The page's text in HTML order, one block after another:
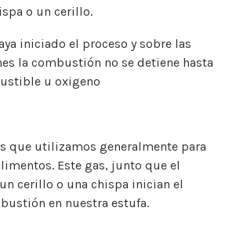
o un cerillo.
iniciado el proceso y sobre las
la combustión no se detiene hasta
u oxigeno
que utilizamos generalmente para
Este gas, junto que el
cerillo o una chispa inician el
en nuestra estufa.